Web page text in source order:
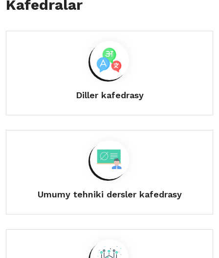
Kafedralar
Diller kafedrasy
Umumy tehniki dersler kafedrasy